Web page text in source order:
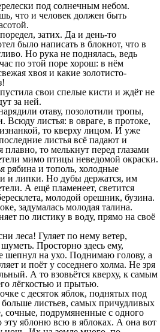
под солнечным небом.
что и человек должен быть
затих. Да и день-то
было написать в блокнот, что в
Но рука не поднялась, ведь
по этой поре хорош: в нём
хвоя и какие золотисто-
свои спелые кисти и ждёт не
за ней.
отаву, позолотили тропы,
листья: в овраге, в протоке,
то кверху лицом. И уже
листья всё падают и
то мелькнут перед глазами
мимо птицы неведомой окраски.
и тополь, холодные
и липки. Но дубы держатся, им
А ещё пламенеет, светится
молодой орешник, бузина.
задумалась молодая талина.
по листику в воду, прямо на своё
леса! Гуляет по нему ветер,
шуметь. Просторно здесь ему,
шепнул на ухо. Поднимаю голову, а
и поёт у соседнего холма. Не зря
А то взовьётся кверху, к самым
лёгкостью и прытью.
с десяток яблок, поднятых под
листьев, самых причудливых
сочные, подрумяненные с одного
эту яблоню всю в яблоках. А она вот